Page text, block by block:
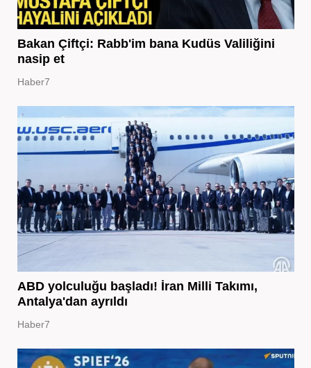
Bakan Çiftçi: Rabb'im bana Kudüs Valiliğini
nasip et
Haber7
ABD yolculuğu başladı! İran Milli Takımı,
Antalya'dan ayrıldı
Haber7